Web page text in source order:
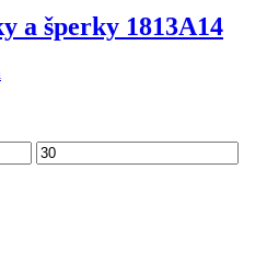
a šperky 1813A14